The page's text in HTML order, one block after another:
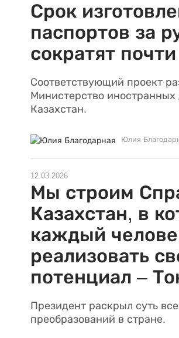
Срок
паспортов за
сократят
Соответствующий проект
Министерство иностранных
Казахстан.
Юлия
12.03.2026
Мы строим
Казахстан, в
каждый
реализовать
потенциал –
Президент раскрыл суть
преобразований в стране.